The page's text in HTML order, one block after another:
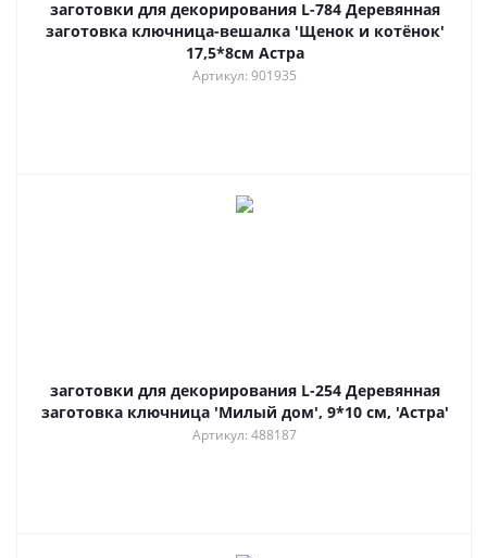
заготовки для декорирования L-784 Деревянная
заготовка ключница-вешалка 'Щенок и котёнок'
17,5*8см Астра
Артикул: 901935
заготовки для декорирования L-254 Деревянная
заготовка ключница 'Милый дом', 9*10 см, 'Астра'
Артикул: 488187